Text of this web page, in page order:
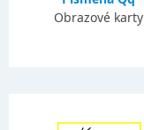
Obrazové karty